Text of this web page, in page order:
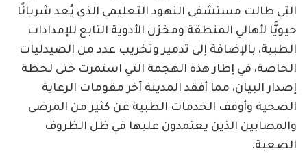
التي طالت مستشفى النهود التعليمي الذي يُعد شريانًا
حيويًّا لأهالي المنطقة ومخزن الأدوية التابع للإمدادات
الطبية، بالإضافة إلى تدمير وتخريب عدد من الصيدليات
الخاصة، في إطار هذه الهجمة التي استمرت حتى لحظة
إصدار البيان، مما أفقد المدينة آخر مقومات الرعاية
الصحية وأوقف الخدمات الطبية عن كثير من المرضى
والمصابين الذين يعتمدون عليها في ظل الظروف
الصعبة.